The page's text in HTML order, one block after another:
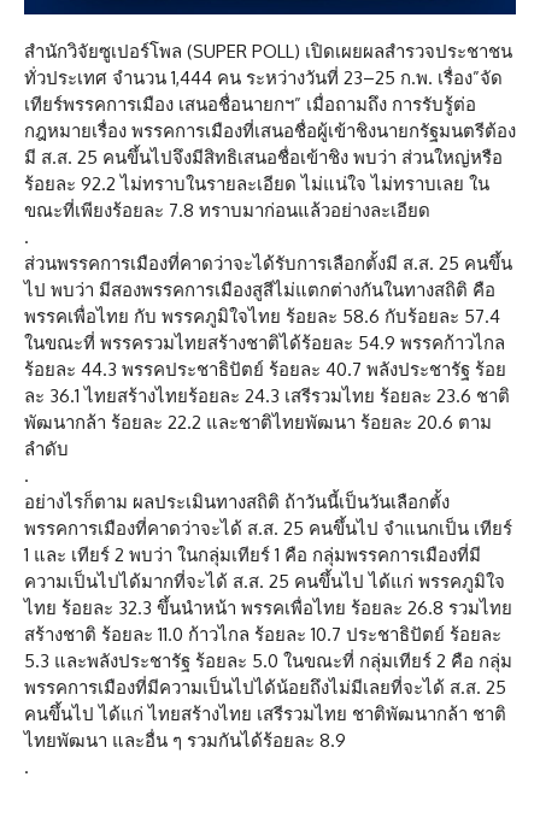
สำนักวิจัยซูเปอร์โพล (SUPER POLL) เปิดเผยผลสำรวจประชาชน
ทั่วประเทศ จำนวน 1,444 คน ระหว่างวันที่ 23–25 ก.พ. เรื่อง”จัด
เทียร์พรรคการเมือง เสนอชื่อนายกฯ” เมื่อถามถึง การรับรู้ต่อ
กฎหมายเรื่อง พรรคการเมืองที่เสนอชื่อผู้เข้าชิงนายกรัฐมนตรีต้อง
มี ส.ส. 25 คนขึ้นไปจึงมีสิทธิเสนอชื่อเข้าชิง พบว่า ส่วนใหญ่หรือ
ร้อยละ 92.2 ไม่ทราบในรายละเอียด ไม่แน่ใจ ไม่ทราบเลย ใน
ขณะที่เพียงร้อยละ 7.8 ทราบมาก่อนแล้วอย่างละเอียด
.
ส่วนพรรคการเมืองที่คาดว่าจะได้รับการเลือกตั้งมี ส.ส. 25 คนขึ้น
ไป พบว่า มีสองพรรคการเมืองสูสีไม่แตกต่างกันในทางสถิติ คือ
พรรคเพื่อไทย กับ พรรคภูมิใจไทย ร้อยละ 58.6 กับร้อยละ 57.4
ในขณะที่ พรรครวมไทยสร้างชาติได้ร้อยละ 54.9 พรรคก้าวไกล
ร้อยละ 44.3 พรรคประชาธิปัตย์ ร้อยละ 40.7 พลังประชารัฐ ร้อย
ละ 36.1 ไทยสร้างไทยร้อยละ 24.3 เสรีรวมไทย ร้อยละ 23.6 ชาติ
พัฒนากล้า ร้อยละ 22.2 และชาติไทยพัฒนา ร้อยละ 20.6 ตาม
ลำดับ
.
อย่างไรก็ตาม ผลประเมินทางสถิติ ถ้าวันนี้เป็นวันเลือกตั้ง
พรรคการเมืองที่คาดว่าจะได้ ส.ส. 25 คนขึ้นไป จำแนกเป็น เทียร์
1 และ เทียร์ 2 พบว่า ในกลุ่มเทียร์ 1 คือ กลุ่มพรรคการเมืองที่มี
ความเป็นไปได้มากที่จะได้ ส.ส. 25 คนขึ้นไป ได้แก่ พรรคภูมิใจ
ไทย ร้อยละ 32.3 ขึ้นนำหน้า พรรคเพื่อไทย ร้อยละ 26.8 รวมไทย
สร้างชาติ ร้อยละ 11.0 ก้าวไกล ร้อยละ 10.7 ประชาธิปัตย์ ร้อยละ
5.3 และพลังประชารัฐ ร้อยละ 5.0 ในขณะที่ กลุ่มเทียร์ 2 คือ กลุ่ม
พรรคการเมืองที่มีความเป็นไปได้น้อยถึงไม่มีเลยที่จะได้ ส.ส. 25
คนขึ้นไป ได้แก่ ไทยสร้างไทย เสรีรวมไทย ชาติพัฒนากล้า ชาติ
ไทยพัฒนา และอื่น ๆ รวมกันได้ร้อยละ 8.9
.